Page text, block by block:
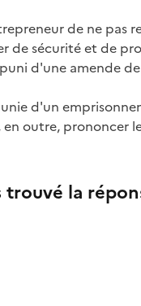
de ne pas
de sécurité et de
d'une amende
d'un
outre, prononcer
trouvé la